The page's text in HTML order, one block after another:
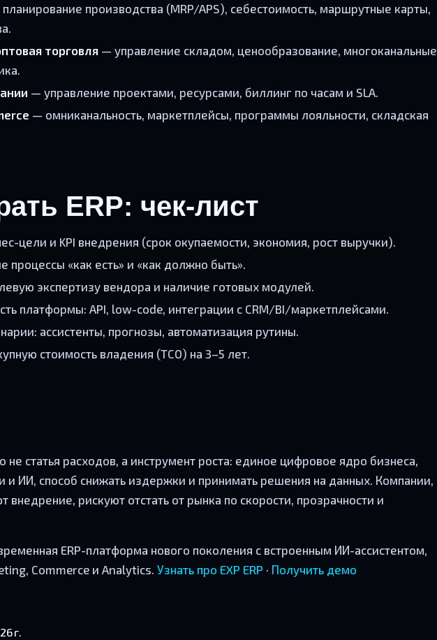
производства (MRP/APS), себестоимость, маршрутные карты,
торговля — управление складом, ценообразование, многоканальные
— управление проектами, ресурсами, биллинг по часам и SLA.
— омниканальность, маркетплейсы, программы лояльности, складская
ERP: чек-лист
цели и KPI внедрения (срок окупаемости, экономия, рост выручки).
процессы «как есть» и «как должно быть».
экспертизу вендора и наличие готовых модулей.
платформы: API, low-code, интеграции с CRM/BI/маркетплейсами.
ассистенты, прогнозы, автоматизация рутины.
стоимость владения (TCO) на 3–5 лет.
не статья расходов, а инструмент роста: единое цифровое ядро бизнеса,
и ИИ, способ снижать издержки и принимать решения на данных. Компании,
внедрение, рискуют отстать от рынка по скорости, прозрачности и
ERP-платформа нового поколения с встроенным ИИ-ассистентом,
Commerce и Analytics. Узнать про EXP ERP · Получить демо
г.